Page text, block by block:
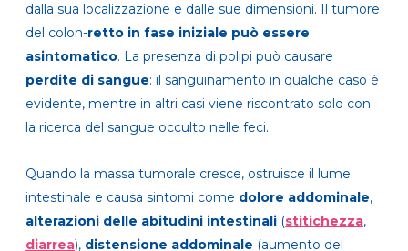
dalla sua localizzazione e dalle sue dimensioni. Il tumore
del colon-retto in fase iniziale può essere
asintomatico. La presenza di polipi può causare
perdite di sangue: il sanguinamento in qualche caso è
evidente, mentre in altri casi viene riscontrato solo con
la ricerca del sangue occulto nelle feci.
Quando la massa tumorale cresce, ostruisce il lume
intestinale e causa sintomi come dolore addominale,
alterazioni delle abitudini intestinali (stitichezza,
diarrea), distensione addominale (aumento del